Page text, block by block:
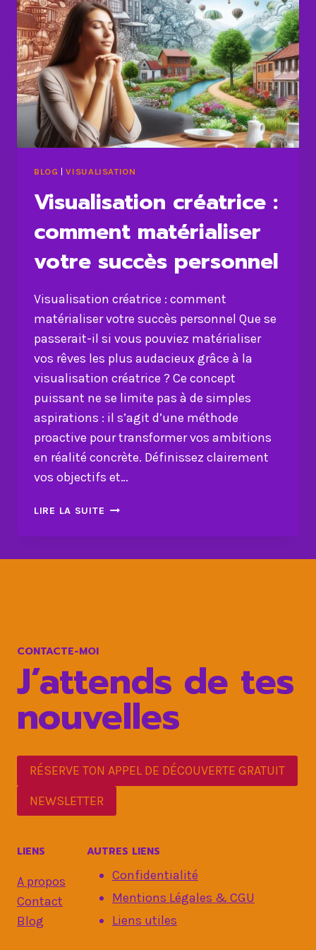
BLOG |VISUALISATION
Visualisation créatrice :
comment matérialiser
votre succès personnel
Visualisation créatrice : comment
matérialiser votre succès personnel Que se
passerait-il si vous pouviez matérialiser
vos rêves les plus audacieux grâce à la
visualisation créatrice ? Ce concept
puissant ne se limite pas à de simples
aspirations : il s’agit d’une méthode
proactive pour transformer vos ambitions
en réalité concrète. Définissez clairement
vos objectifs et…
LIRE LA SUITE VISUALISATION
CONTACTE-MOI
J’attends de tes
nouvelles
RÉSERVE TON APPEL DE DÉCOUVERTE GRATUIT
NEWSLETTER
LIENS
A propos
Contact
Blog
AUTRES LIENS
Confidentialité
Mentions Légales & CGU
Liens utiles